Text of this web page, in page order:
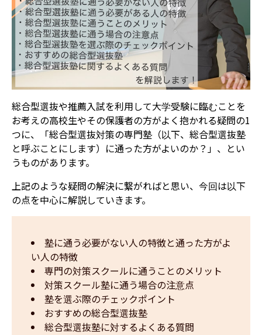
総合型選抜や推薦入試を利用して大学受験に臨むことを
お考えの高校生やその保護者の方がよく抱かれる疑問の1
つに、「総合型選抜対策の専門塾（以下、総合型選抜塾
と呼ぶことにします）に通った方がよいのか？」、とい
うものがあります。
上記のような疑問の解決に繋がればと思い、今回は以下
の点を中心に解説していきます。
塾に通う必要がない人の特徴と通った方がよ
い人の特徴
専門の対策スクールに通うことのメリット
対策スクール塾に通う場合の注意点
塾を選ぶ際のチェックポイント
おすすめの総合型選抜塾
総合型選抜塾に対するよくある質問